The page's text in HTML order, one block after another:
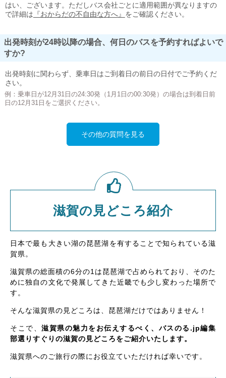
はい、ございます。ただしバス会社ごとに適用範囲が異なりますの
で詳細は 『おからだの不自由な方へ』 をご確認ください。
出発時刻が24時以降の場合、何日のバスを予約すればよいで
すか?
出発時刻に関わらず、乗車日はご到着日の前日の日付でご予約くだ
さい。
例：乗車日が12月31日の24:30発（1月1日の00:30発）の場合は到着日前
日の12月31日をご選択ください。
その他の質問を見る
滋賀の見どころ紹介
日本で最も大きい湖の琵琶湖を有することで知られている滋
賀県。
滋賀県の総面積の6分の1は琵琶湖で占められており、そのた
めに独自の文化で発展してきた近畿でも少し変わった場所で
す。
そんな滋賀県の見どころは、琵琶湖だけではありません！
そこで、滋賀県の魅力をお伝えするべく、バスのる.jp編集
部選りすぐりの滋賀の見どころをご紹介いたします。
滋賀県へのご旅行の際にお役立ていただければ幸いです。